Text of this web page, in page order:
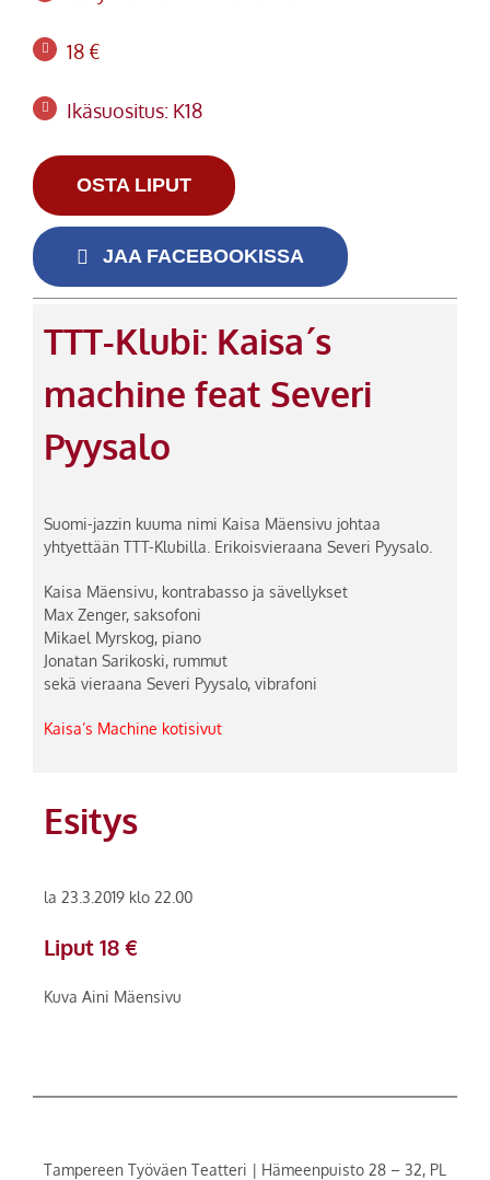
18 €
Ikäsuositus: K18
OSTA LIPUT
JAA FACEBOOKISSA
TTT-Klubi: Kaisa´s
machine feat Severi
Pyysalo
Suomi-jazzin kuuma nimi Kaisa Mäensivu johtaa
yhtyettään TTT-Klubilla. Erikoisvieraana Severi Pyysalo.
Kaisa Mäensivu, kontrabasso ja sävellykset
Max Zenger, saksofoni
Mikael Myrskog, piano
Jonatan Sarikoski, rummut
sekä vieraana Severi Pyysalo, vibrafoni
Kaisa’s Machine kotisivut
Esitys
la 23.3.2019 klo 22.00
Liput 18 €
Kuva Aini Mäensivu
Tampereen Työväen Teatteri | Hämeenpuisto 28 – 32, PL